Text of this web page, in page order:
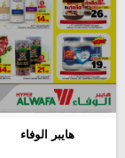
هايبر الوفاء